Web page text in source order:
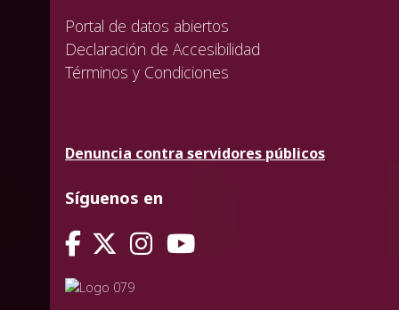
Portal de datos abiertos
Declaración de Accesibilidad
Términos y Condiciones
Denuncia contra servidores públicos
Síguenos en